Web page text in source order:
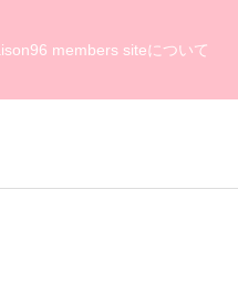
members siteについて